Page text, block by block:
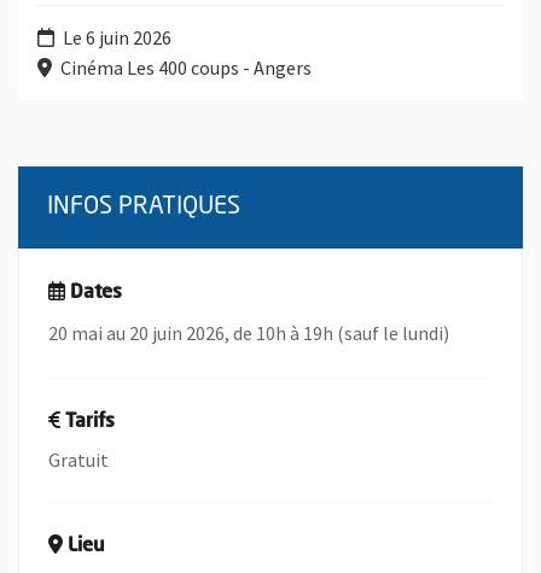
Le 6 juin 2026
Cinéma Les 400 coups - Angers
INFOS PRATIQUES
Dates
20 mai au 20 juin 2026, de 10h à 19h (sauf le lundi)
Tarifs
Gratuit
Lieu